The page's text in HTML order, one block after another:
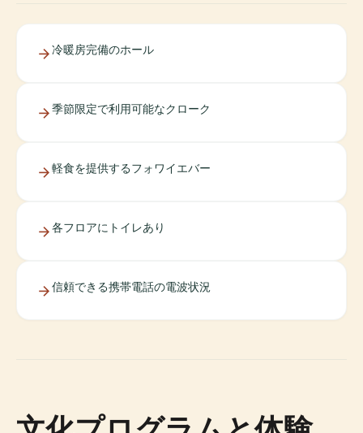
冷暖房完備のホール
季節限定で利用可能なクローク
軽食を提供するフォワイエバー
各フロアにトイレあり
信頼できる携帯電話の電波状況